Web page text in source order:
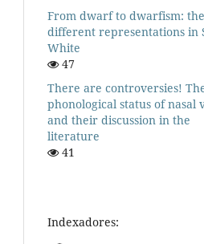
From dwarf to dwarfism: the
different representations in
White
47
There are controversies!
phonological status of nasal
and their discussion in the
literature
41
Indexadores: